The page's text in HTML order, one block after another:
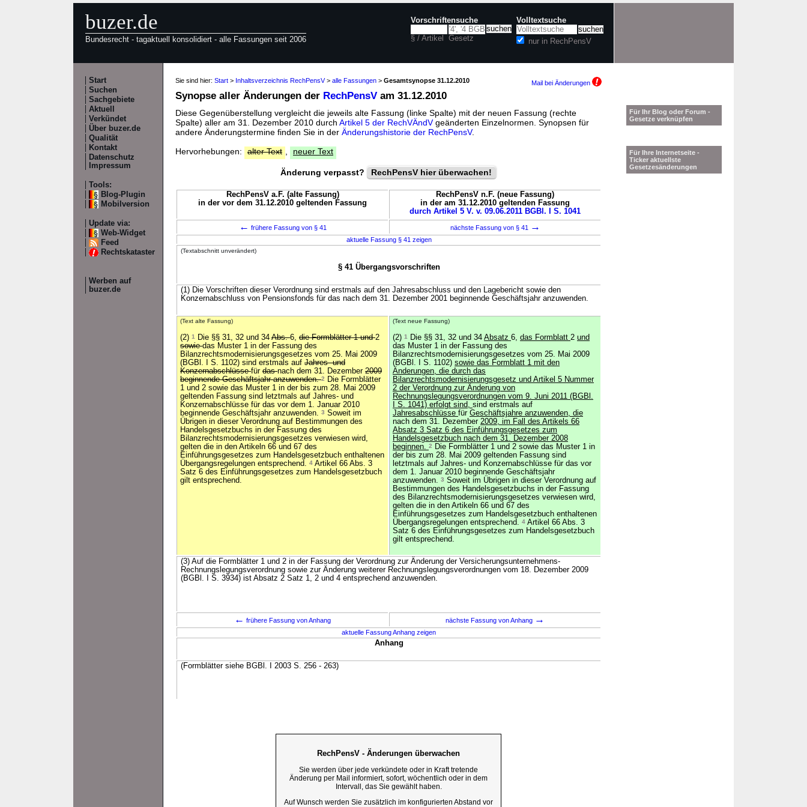
buzer.de
Bundesrecht - tagaktuell konsolidiert - alle Fassungen seit 2006
Vorschriftensuche
§ / Artikel Gesetz
Volltextsuche
nur in RechPensV
Start
Suchen
Sachgebiete
Aktuell
Verkündet
Über buzer.de
Qualität
Kontakt
Datenschutz
Impressum
Tools:
Blog-Plugin
Mobilversion
Update via:
Web-Widget
Feed
Rechtskataster
Werben auf
buzer.de
Sie sind hier: Start > Inhaltsverzeichnis RechPensV> alle Fassungen > Gesamtsynopse 31.12.2010 Mail bei Änderungen
Synopse aller Änderungen der RechPensV am 31.12.2010
Diese Gegenüberstellung vergleicht die jeweils alte Fassung (linke Spalte) mit der neuen Fassung (rechte
Spalte) aller am 31. Dezember 2010 durch Artikel 5 der RechVÄndVgeänderten Einzelnormen. Synopsen für
andere Änderungstermine finden Sie in der Änderungshistorie der RechPensV.
Hervorhebungen:
alter Text neuer Text
Änderung verpasst? RechPensV hier überwachen!
RechPensV a.F. (alte Fassung)
in der vor dem 31.12.2010 geltenden Fassung
RechPensV n.F. (neue Fassung)
in der am 31.12.2010 geltenden Fassung
durch Artikel 5 V. v. 09.06.2011 BGBl. I S. 1041
← frühere Fassung von § 41 nächste Fassung von § 41 →
aktuelle Fassung § 41 zeigen
(Textabschnitt unverändert)
§ 41 Übergangsvorschriften
(1) Die Vorschriften dieser Verordnung sind erstmals auf den Jahresabschluss und den Lagebericht sowie den
Konzernabschluss von Pensionsfonds für das nach dem 31. Dezember 2001 beginnende Geschäftsjahr anzuwenden.
(Text alte Fassung)
(2) 1 Die §§ 31, 32 und 34 Abs.6, die Formblätter 1 und2
sowiedas Muster 1 in der Fassung des
Bilanzrechtsmodernisierungsgesetzes vom 25. Mai 2009
(BGBl. I S. 1102) sind erstmals auf Jahres- und
Konzernabschlüssefür dasnach dem 31. Dezember 2009
beginnende Geschäftsjahr anzuwenden.2
Die Formblätter
1 und 2 sowie das Muster 1 in der bis zum 28. Mai 2009
geltenden Fassung sind letztmals auf Jahres- und
Konzernabschlüsse für das vor dem 1. Januar 2010
beginnende Geschäftsjahr anzuwenden. 3 Soweit im
Übrigen in dieser Verordnung auf Bestimmungen des
Handelsgesetzbuchs in der Fassung des
Bilanzrechtsmodernisierungsgesetzes verwiesen wird,
gelten die in den Artikeln 66 und 67 des
Einführungsgesetzes zum Handelsgesetzbuch enthaltenen
Übergangsregelungen entsprechend. 4 Artikel 66 Abs. 3
Satz 6 des Einführungsgesetzes zum Handelsgesetzbuch
gilt entsprechend.
(Text neue Fassung)
(2) 1 Die §§ 31, 32 und 34 Absatz 6, das Formblatt 2 und
das Muster 1 in der Fassung des
Bilanzrechtsmodernisierungsgesetzes vom 25. Mai 2009
(BGBl. I S. 1102) sowie das Formblatt 1 mit den
Änderungen, die durch das
Bilanzrechtsmodernisierungsgesetz und Artikel 5 Nummer
2 der Verordnung zur Änderung von
Rechnungslegungsverordnungen vom 9. Juni 2011 (BGBl.
I S. 1041) erfolgt sind, sind erstmals auf
Jahresabschlüsse für Geschäftsjahre anzuwenden, die
nach dem 31. Dezember 2009, im Fall des Artikels 66
Absatz 3 Satz 6 des Einführungsgesetzes zum
Handelsgesetzbuch nach dem 31. Dezember 2008
beginnen. 2
Die Formblätter 1 und 2 sowie das Muster 1 in
der bis zum 28. Mai 2009 geltenden Fassung sind
letztmals auf Jahres- und Konzernabschlüsse für das vor
dem 1. Januar 2010 beginnende Geschäftsjahr
anzuwenden. 3 Soweit im Übrigen in dieser Verordnung auf
Bestimmungen des Handelsgesetzbuchs in der Fassung
des Bilanzrechtsmodernisierungsgesetzes verwiesen wird,
gelten die in den Artikeln 66 und 67 des
Einführungsgesetzes zum Handelsgesetzbuch enthaltenen
Übergangsregelungen entsprechend. 4 Artikel 66 Abs. 3
Satz 6 des Einführungsgesetzes zum Handelsgesetzbuch
gilt entsprechend.
(3) Auf die Formblätter 1 und 2 in der Fassung der Verordnung zur Änderung der Versicherungsunternehmens-
Rechnungslegungsverordnung sowie zur Änderung weiterer Rechnungslegungsverordnungen vom 18. Dezember 2009
(BGBl. I S. 3934) ist Absatz 2 Satz 1, 2 und 4 entsprechend anzuwenden.
← frühere Fassung von Anhang nächste Fassung von Anhang →
aktuelle Fassung Anhang zeigen
Anhang
(Formblätter siehe BGBl. I 2003 S. 256 - 263)
RechPensV - Änderungen überwachen
Sie werden über jede verkündete oder in Kraft tretende
Änderung per Mail informiert, sofort, wöchentlich oder in dem
Intervall, das Sie gewählt haben.
Auf Wunsch werden Sie zusätzlich im konfigurierten Abstand vor
Für Ihr Blog oder Forum -
Gesetze verknüpfen
Für Ihre Internetseite -
Ticker aktuellste
Gesetzesänderungen